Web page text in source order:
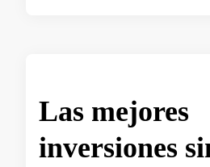
Las mejores
inversiones